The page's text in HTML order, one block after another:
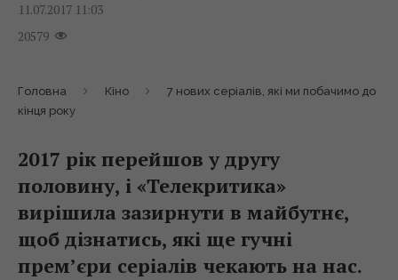
11.07.2017 11:03
20579
Головна Кіно
7 нових серіалів, які ми побачимо до
кінця року
2017 рік перейшов у другу
половину, і «Телекритика»
вирішила зазирнути в майбутнє,
щоб дізнатись, які ще гучні
прем’єри серіалів чекають на нас.